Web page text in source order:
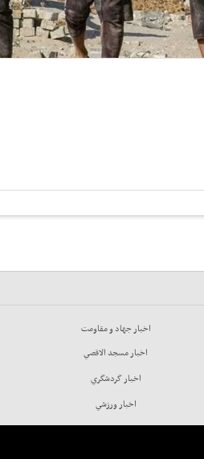
اخبار جهاد و مقاومت
اخبار مسجد الاقصي
اخبار گردشگري
اخبار ورزشي